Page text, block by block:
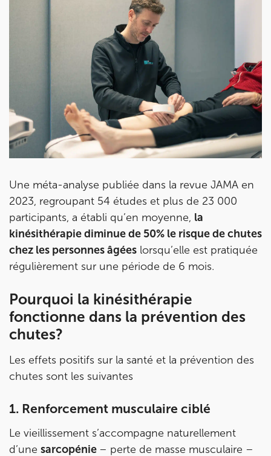
Une méta-analyse publiée dans la revue JAMA en
2023, regroupant 54 études et plus de 23 000
participants, a établi qu’en moyenne, la
kinésithérapie diminue de 50% le risque de chutes
chez les personnes âgées lorsqu’elle est pratiquée
régulièrement sur une période de 6 mois.
Pourquoi la kinésithérapie
fonctionne dans la prévention des
chutes?
Les effets positifs sur la santé et la prévention des
chutes sont les suivantes
1. Renforcement musculaire ciblé
Le vieillissement s’accompagne naturellement
d’une sarcopénie – perte de masse musculaire –
10 Rue Roubo 75011 Paris
10 Rue Roubo 75011 Paris
01 83 96 48 65
Prenez RDV sur
Prenez RDV sur
IK VANVES
5 Rue Monge 92170 Vanves
01 46 44 33 92
Prenez RDV sur
Prenez RDV sur
IK SAINT-GERMAIN
199 Bd Saint-Germain 75007 Paris
199 Bd Saint-Germain 75007 Paris
01 43 25 10 20
Prenez RDV sur
1 Rue Mertens 92600 Bois-Colombes
01 43 50 50 81